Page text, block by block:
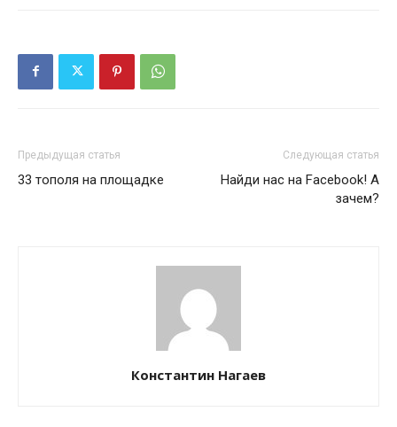
Предыдущая статья
33 тополя на площадке
Следующая статья
Найди нас на Facebook! А
зачем?
Константин Нагаев